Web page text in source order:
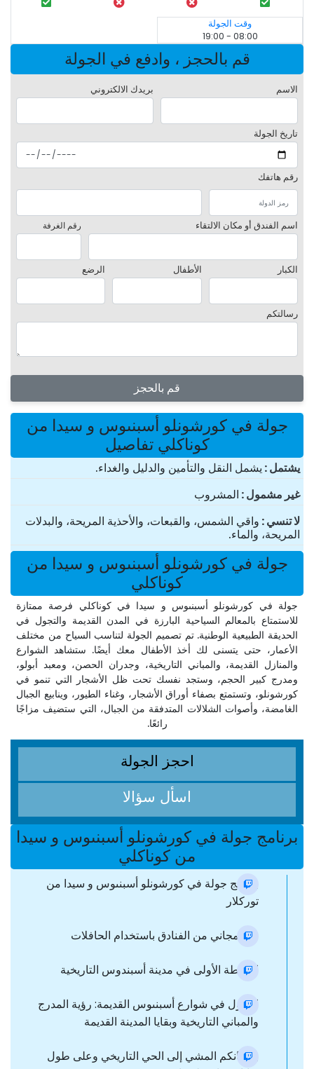
وقت الجولة
08:00 - 19:00
قم بالحجز ، وادفع في الجولة
الاسم بريدك الالكتروني
تاريخ الجولة
رقم هاتفك
اسم الفندق أو مكان الالتقاء رقم الغرفة
الكبار الأطفال الرضع
رسالتكم
قم بالحجز
جولة في كورشونلو أسبنىوس و سيدا من
كوناكلي تفاصيل
یشتمل يشمل النقل والتأمين والدليل والغداء.
غير مشمول المشروب
لا تنسي واقي الشمس، والقبعات، والأحذية المريحة، والبدلات
المريحة، والماء.
جولة في كورشونلو أسبنىوس و سيدا من
كوناكلي
جولة في كورشونلو أسبنىوس و سيدا في كوناكلي فرصة ممتازة
للاستمتاع بالمعالم السياحية البارزة في المدن القديمة والتجول في
الحديقة الطبيعية الوطنية. تم تصميم الجولة لتناسب السياح من مختلف
الأعمار، حتى يتسنى لك أخذ الأطفال معك أيضًا. ستشاهد الشوارع
والمنازل القديمة، والمباني التاريخية، وجدران الحصن، ومعبد أبولو،
ومدرج كبير الحجم، وستجد نفسك تحت ظل الأشجار التي تنمو في
كورشونلو، وتستمتع بصفاء أوراق الأشجار، وغناء الطيور، وينابيع الجبال
الغامضة، وأصوات الشلالات المتدفقة من الجبال، التي ستضيف مزاجًا
رائعًا.
احجز الجولة
اسأل سؤالا
برنامج جولة في كورشونلو أسبنىوس و سيدا
من كوناكلي
​​​برنامج جولة في كورشونلو أسبنىوس و سيدا من
توركلار
نقل مجاني من الفنادق باستخدام الحافلات
المحطة الأولى في مدينة أسبندوس التاريخية
التجول في شوارع أسبنىوس القديمة: رؤية المدرج
والمباني التاريخية وبقايا المدينة القديمة
بإمكانكم المشي إلى الحي التاريخي وعلى طول